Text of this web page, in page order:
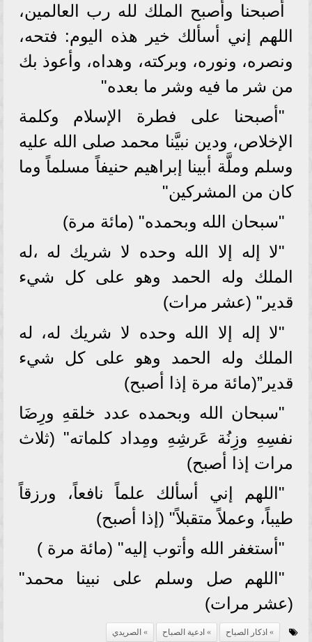
أصبحنا وأصبح الملك لله رب العالمين،
اللهم إني أسألك خير هذه اليوم: فتحه،
ونصره، ونوره، وبركته، وهداه، وأعوذ بك
من شر ما فيه وشر ما بعده"
"أصبحنا على فطرة الإسلام وكلمة
الإخلاص، ودين نبيَّنا محمد صلى الله عليه
وسلم وملَّة أبينا إبراهيم حنيفاً مسلماً وما
كان من المشركين"
"سبحان الله وبحمده" (مائة مرة)
"لا إله إلا الله وحده لا شريك له ،له
الملك وله الحمد وهو على كل شيء
قدير" (عشر مرات)
"لا إله إلا الله وحده لا شريك له، له
الملك وله الحمد وهو على كل شيء
قدير”(مائة مرة إذا أصبح)
"سبحان الله وبحمده عدد خلقهِ ورِضَا
نفسِهِ وزِنُة عَرشِهِ ومِداد كلماته" (ثلاث
مرات إذا أصبح)
"اللهم إني أسألك علماً نافعاً، ورزقاً
طيباً، وعملاً متقبلاً" (إذا أصبح)
"أستغفر الله وأتوب إليه" (مائة مرة )
"اللهم صل وسلم على نبينا محمد"
(عشر مرات)
اذكار الصباح ادعية الصباح الصريدي